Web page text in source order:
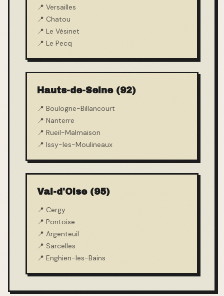
📍 Versailles
📍 Chatou
📍 Le Vésinet
📍 Le Pecq
Hauts-de-Seine (92)
📍 Boulogne-Billancourt
📍 Nanterre
📍 Rueil-Malmaison
📍 Issy-les-Moulineaux
Val-d'Oise (95)
📍 Cergy
📍 Pontoise
📍 Argenteuil
📍 Sarcelles
📍 Enghien-les-Bains